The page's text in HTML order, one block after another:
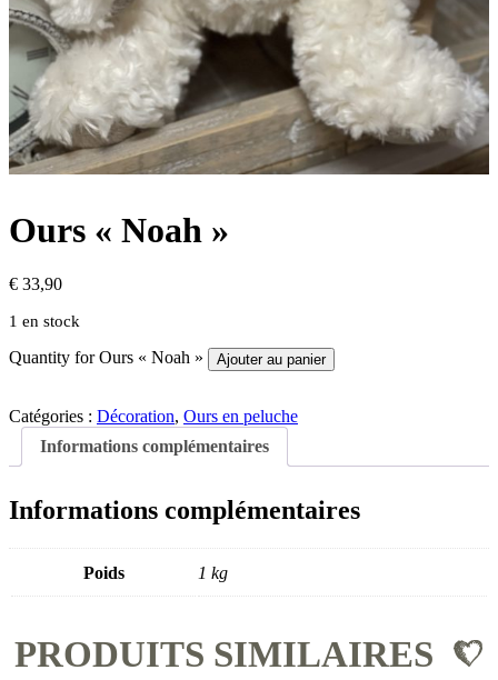
Ours « Noah »
€ 33,90
1 en stock
Quantity for Ours « Noah » Ajouter au panier
Catégories : Décoration, Ours en peluche
Informations complémentaires
Informations complémentaires
Poids 1 kg
PRODUITS SIMILAIRES